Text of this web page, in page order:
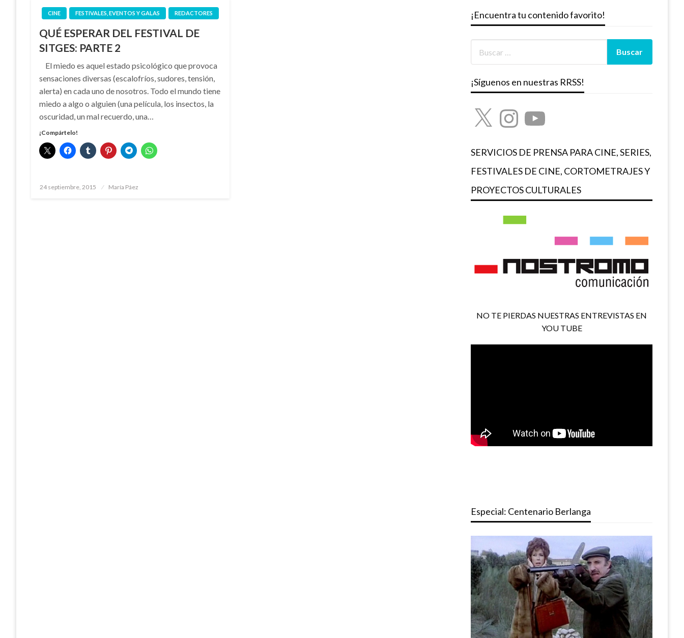
CINE FESTIVALES, EVENTOS Y GALAS REDACTORES
QUÉ ESPERAR DEL FESTIVAL DE
SITGES: PARTE 2
El miedo es aquel estado psicológico que provoca
sensaciones diversas (escalofríos, sudores, tensión,
alerta) en cada uno de nosotros. Todo el mundo tiene
miedo a algo o alguien (una película, los insectos, la
oscuridad, un mal recuerdo, una…
¡Compártelo!
Publicado
24 septiembre, 2015 María Páez
¡Encuentra tu contenido favorito!
¡Síguenos en nuestras RRSS!
X InstagramYouTube
SERVICIOS DE PRENSA PARA CINE, SERIES,
FESTIVALES DE CINE, CORTOMETRAJES Y
PROYECTOS CULTURALES
NO TE PIERDAS NUESTRAS ENTREVISTAS EN
YOU TUBE
Especial: Centenario Berlanga